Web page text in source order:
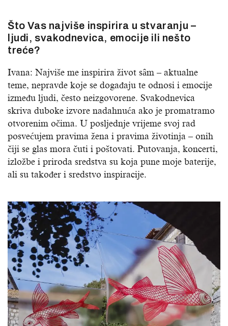
Što Vas najviše inspirira u stvaranju –
ljudi, svakodnevica, emocije ili nešto
treće?
Ivana: Najviše me inspirira život sâm – aktualne
teme, nepravde koje se događaju te odnosi i emocije
između ljudi, često neizgovorene. Svakodnevica
skriva duboke izvore nadahnuća ako je promatramo
otvorenim očima. U posljednje vrijeme svoj rad
posvećujem pravima žena i pravima životinja – onih
čiji se glas mora čuti i poštovati. Putovanja, koncerti,
izložbe i priroda sredstva su koja pune moje baterije,
ali su također i sredstvo inspiracije.